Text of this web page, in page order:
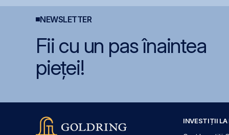
NEWSLETTER
Fii cu un pas înaintea
pieței!
INVESTIȚII LA